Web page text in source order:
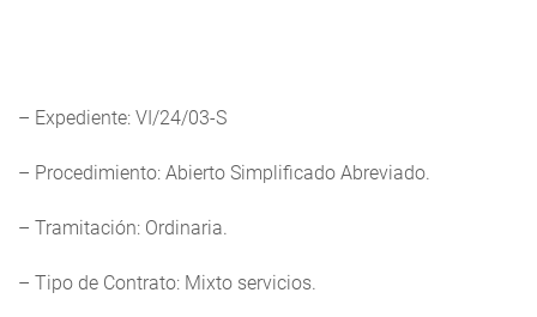
– Expediente: VI/24/03-S
– Procedimiento: Abierto Simplificado Abreviado.
– Tramitación: Ordinaria.
– Tipo de Contrato: Mixto servicios.